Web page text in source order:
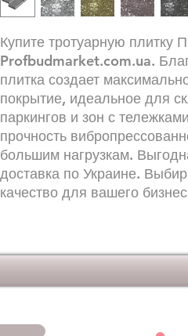
Купите тротуарную
Profbudmarket.com.ua.
плитка создает
покрытие, идеальное для
паркингов и зон с
прочность
большим нагрузкам.
доставка по Украине.
качество для вашего